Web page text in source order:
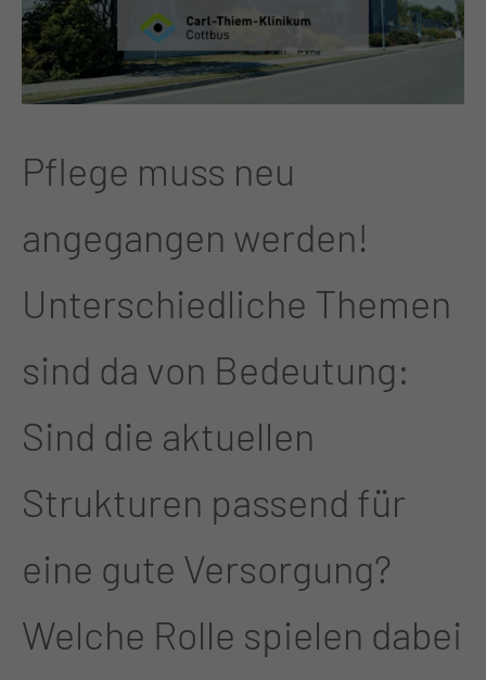
Pflege muss neu
angegangen werden!
Unterschiedliche Themen
sind da von Bedeutung:
Sind die aktuellen
Strukturen passend für
eine gute Versorgung?
Welche Rolle spielen dabei